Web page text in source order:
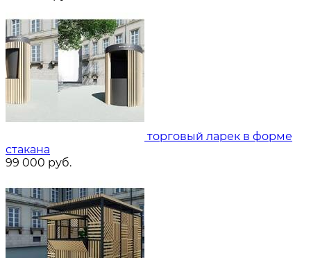
торговый ларек в форме
стакана
99 000 руб.